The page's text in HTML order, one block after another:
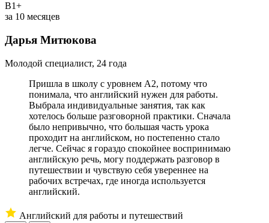
B1+
за 10 месяцев
Дарья Митюкова
Молодой специалист, 24 года
Пришла в школу с уровнем A2, потому что
понимала, что английский нужен для работы.
Выбрала индивидуальные занятия, так как
хотелось больше разговорной практики. Сначала
было непривычно, что большая часть урока
проходит на английском, но постепенно стало
легче. Сейчас я гораздо спокойнее воспринимаю
английскую речь, могу поддержать разговор в
путешествии и чувствую себя увереннее на
рабочих встречах, где иногда используется
английский.
Английский для работы и путешествий